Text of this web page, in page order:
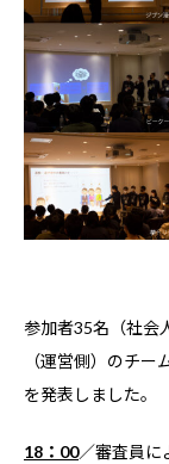
参加者35名（社会
（運営側）のチ
を発表しました。
18：00／審査員に